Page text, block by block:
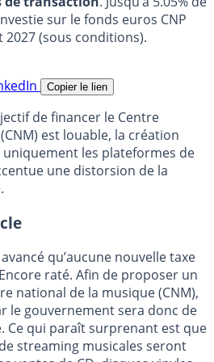
sur le fonds euros CNP
2027 (sous conditions).
Copier le lien
de financer le Centre
est louable, la création
uniquement les plateformes de
une distorsion de la
qu’aucune nouvelle taxe
raté. Afin de proposer un
national de la musique (CNM),
le gouvernement sera donc de
Ce qui paraît surprenant est que
streaming musicales seront